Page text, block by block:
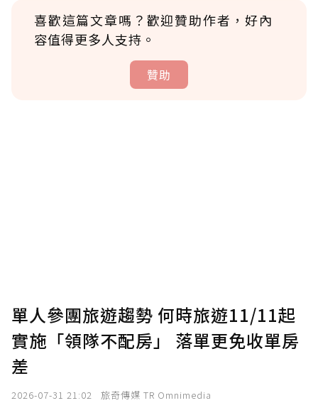
喜歡這篇文章嗎？歡迎贊助作者，好內
容值得更多人支持。
贊助
確認送出
單人參團旅遊趨勢 何時旅遊11/11起
實施「領隊不配房」 落單更免收單房
差
2026-07-31 21:02 旅奇傳媒 TR Omnimedia